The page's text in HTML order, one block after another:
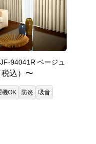
94041R ベージュ
税込）〜
機OK 防炎 吸音